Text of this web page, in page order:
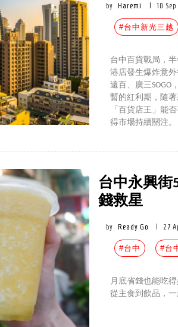
by Haremi 10
#台中新光三越
台中百貨戰局，
港店發生爆炸意
遠百、廣三
暫的紅利期，隨
「百貨店王」能
得市場持續關注。
台中永興街
錢救星
by Ready Go 27
#台中 #台
月底省錢也能吃
從主食到飲品，一